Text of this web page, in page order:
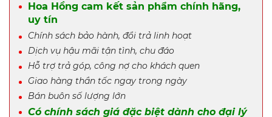
Hoa Hồng cam kết sản phẩm chính hãng,
uy tín
Chính sách bảo hành, đổi trả linh hoạt
Dịch vụ hậu mãi tận tình, chu đáo
Hỗ trợ trả góp, công nợ cho khách quen
Giao hàng thần tốc ngay trong ngày
Bán buôn số lượng lớn
Có chính sách giá đặc biệt dành cho đại lý